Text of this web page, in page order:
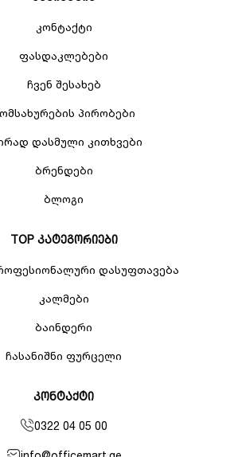
კონტაქტი
ფასდაკლებები
ჩვენ შესახებ
პირობები
დასმული კითხვები
ბრენდები
ბლოგი
TOP კატეგორიები
დასუფთავება
კალმები
ბაინდერი
ჩასანიშნი ფურცელი
კონტაქტი
0322 04 05 00